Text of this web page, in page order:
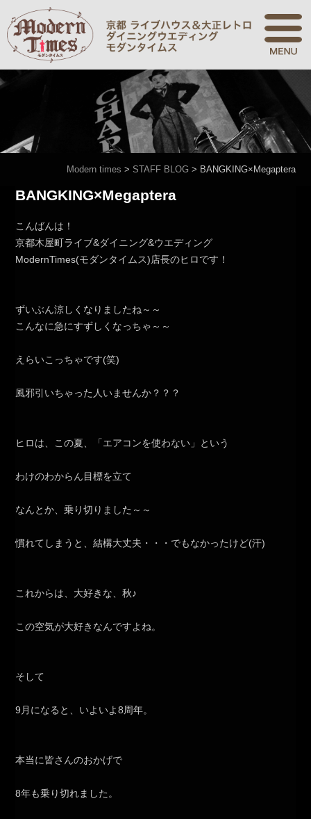
Modern times > STAFF BLOG > BANGKING×Megaptera
BANGKING×Megaptera
こんばんは！
京都木屋町ライブ&ダイニング&ウエディング
ModernTimes(モダンタイムス)店長のヒロです！
ずいぶん涼しくなりましたね～～
こんなに急にすずしくなっちゃ～～
えらいこっちゃです(笑)
風邪引いちゃった人いませんか？？？
ヒロは、この夏、「エアコンを使わない」という
わけのわからん目標を立て
なんとか、乗り切りました～～
慣れてしまうと、結構大丈夫・・・でもなかったけど(汗)
これからは、大好きな、秋♪
この空気が大好きなんですよね。
そして
9月になると、いよいよ8周年。
本当に皆さんのおかげで
8年も乗り切れました。